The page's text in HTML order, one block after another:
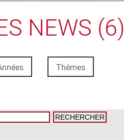
NEWS (6)
Thèmes